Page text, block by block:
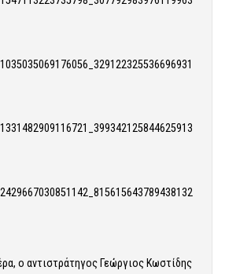
ο αντιστράτηγος Γεώργιος Κωστίδης